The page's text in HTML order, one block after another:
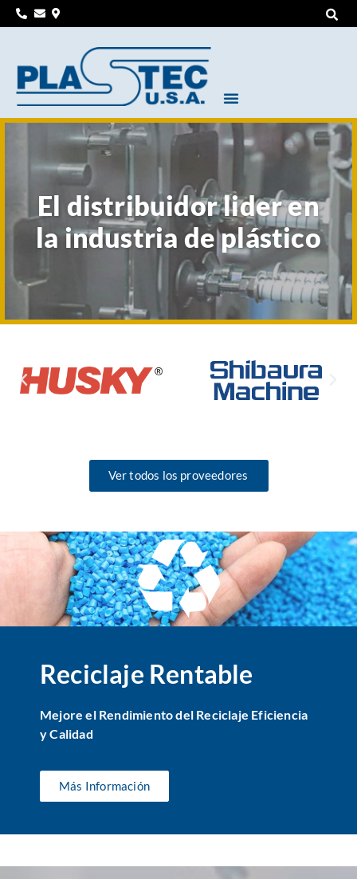
El distribuidor lider en
la industria de plástico
Ver todos los proveedores
Reciclaje Rentable
Mejore el Rendimiento del Reciclaje Eficiencia
y Calidad
Más Información